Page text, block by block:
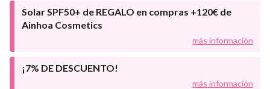
Solar SPF50+ de REGALO en compras +120€ de
Ainhoa Cosmetics
más información
¡7% DE DESCUENTO!
más información